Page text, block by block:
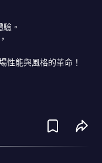
。
性能與風格的革命！